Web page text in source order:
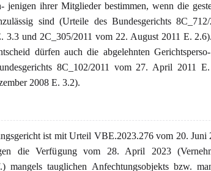
jenigen ihrer Mitglieder bestimmen, wenn die
sind (Urteile des Bundesgerichts 8C_712/
3.3 und 2C_305/2011 vom 22. August 2011 E.
dürfen auch die abgelehnten
8C_102/2011 vom 27. April 2011
2008 E. 3.2).
ist mit Urteil VBE.2023.276 vom 20. Juni
die Verfügung vom 28. April 2023
mangels tauglichen Anfechtungsobjekts bzw.